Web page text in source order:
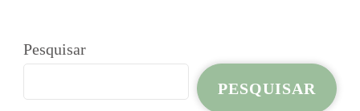
Pesquisar
PESQUISAR